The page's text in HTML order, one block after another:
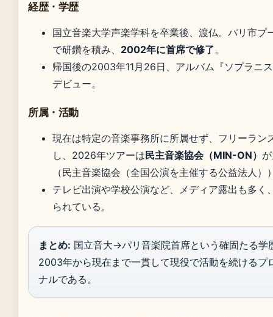
経歴・学歴
国立音楽大学声楽学科を卒業後、渡仏。パリ市プ
で研鑽を積み、 2002年に首席で修了。
帰国後の2003年11月26日、アルバム『ソプラニ
デビュー。
所属・活動
現在は特定の音楽事務所に所属せず、フリーラン
し、2026年ツアーは民主音楽協会（MIN-ON）
（民主音楽協会（全国公演を主催する公益法人）
テレビ出演や学校公演など、メディア露出も多く
られている。
まとめ: 国立音大→パリ音楽院首席という確固たる学
2003年から現在まで一貫して現役で活動を続けるプ
ナルである。